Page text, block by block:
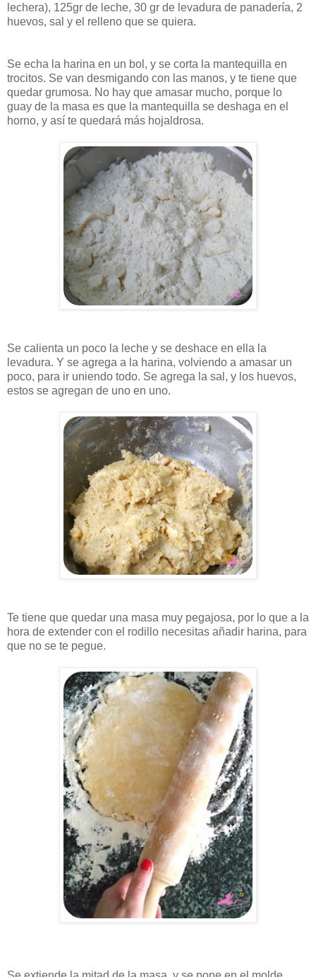
lechera), 125gr de leche, 30 gr de levadura de panadería, 2
huevos, sal y el relleno que se quiera.
Se echa la harina en un bol, y se corta la mantequilla en
trocitos. Se van desmigando con las manos, y te tiene que
quedar grumosa. No hay que amasar mucho, porque lo
guay de la masa es que la mantequilla se deshaga en el
horno, y así te quedará más hojaldrosa.
Se calienta un poco la leche y se deshace en ella la
levadura. Y se agrega a la harina, volviendo a amasar un
poco, para ir uniendo todo. Se agrega la sal, y los huevos,
estos se agregan de uno en uno.
Te tiene que quedar una masa muy pegajosa, por lo que a la
hora de extender con el rodillo necesitas añadir harina, para
que no se te pegue.